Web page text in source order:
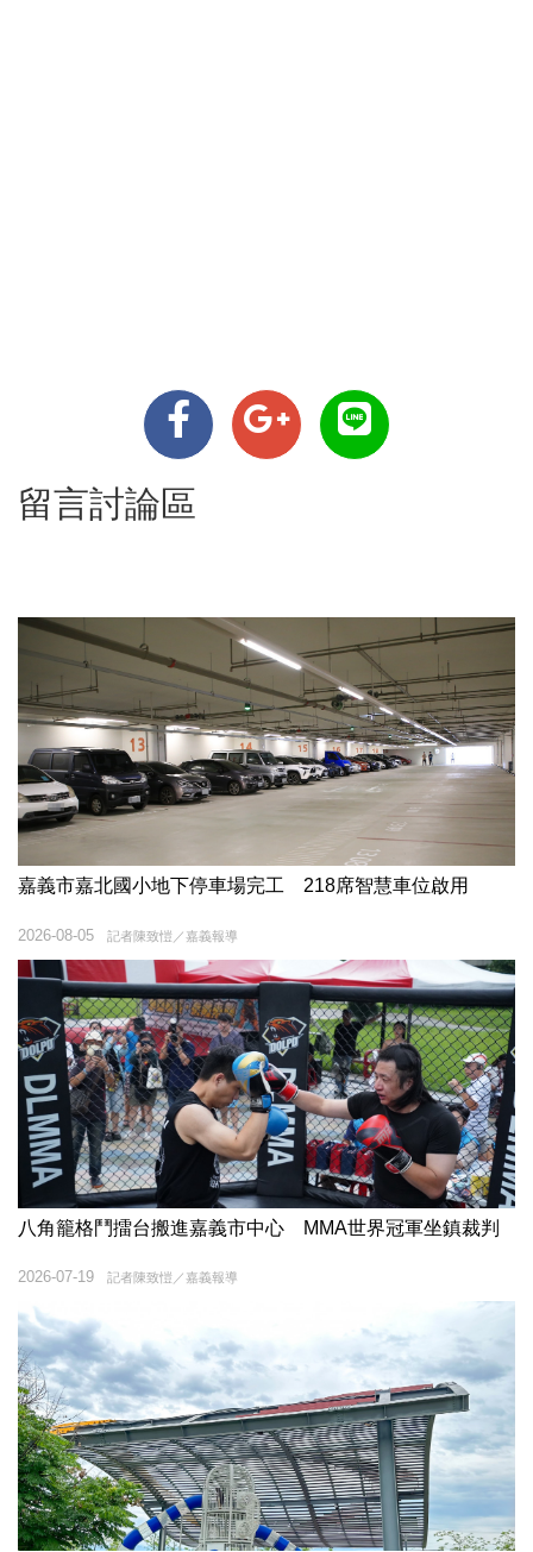
留言討論區
嘉義市嘉北國小地下停車場完工 218席智慧車位啟用
記者陳致愷／嘉義報導
2026-08-05
八角籠格鬥擂台搬進嘉義市中心 MMA世界冠軍坐鎮裁判
記者陳致愷／嘉義報導
2026-07-19